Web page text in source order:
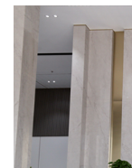
供应商与服务
成本与ROI分析
汽车工业
医疗器械